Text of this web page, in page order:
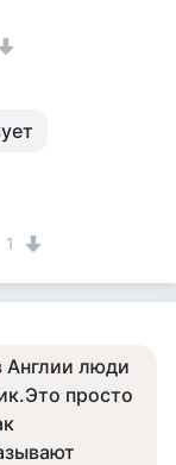
1
Англии люди
просто